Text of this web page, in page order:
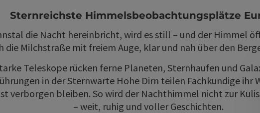
Sternreichste Himmelsbeobachtungsplätze
die Nacht hereinbricht, wird es still – und der Himmel
die Milchstraße mit freiem Auge, klar und nah über den
Teleskope rücken ferne Planeten, Sternhaufen und
in der Sternwarte Hohe Dirn teilen Fachkundige ihr
verborgen bleiben. So wird der Nachthimmel nicht zur
– weit, ruhig und voller Geschichten.